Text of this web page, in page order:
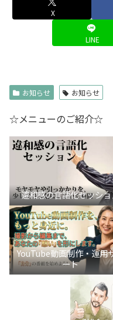
X
LINE
お知らせ お知らせ
☆メニューのご紹介☆
違和感の言語化セッシ
YouTube動画制作・運用
ート